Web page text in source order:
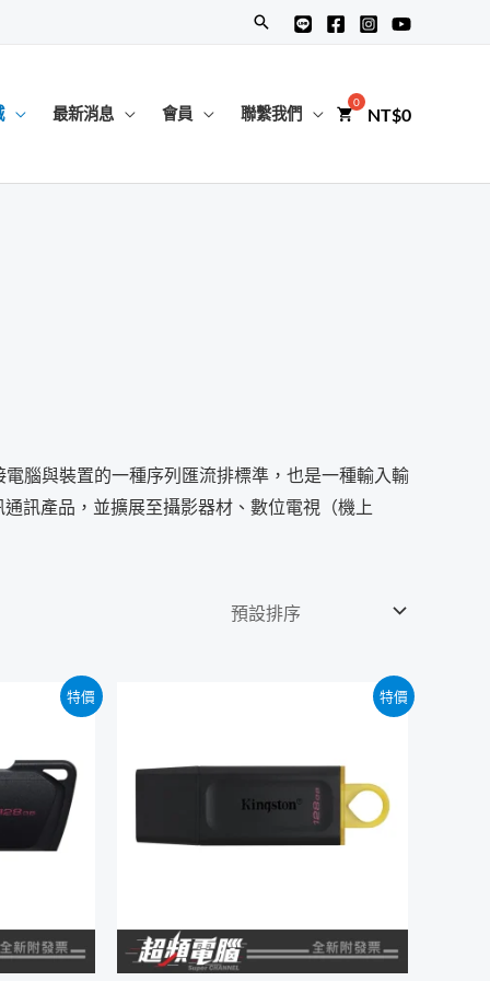
搜
最新消息 會員 聯繫我們 NT$0
腦與裝置的一種序列匯流排標準，也是一種輸入輸
訊產品，並擴展至攝影器材、數位電視（機上
特價 特價